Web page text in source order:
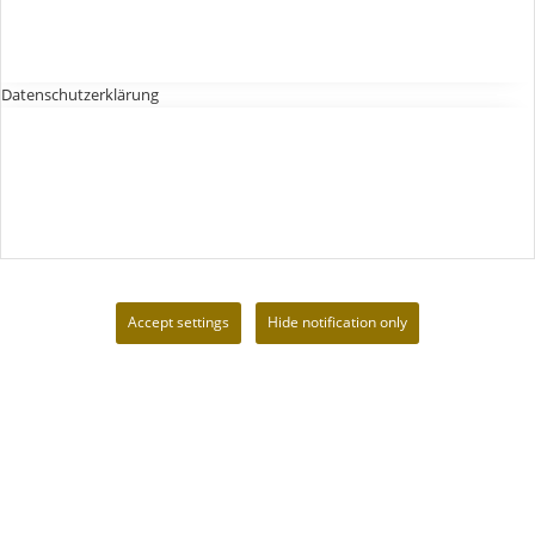
Datenschutzerklärung
Accept settings Hide notification only